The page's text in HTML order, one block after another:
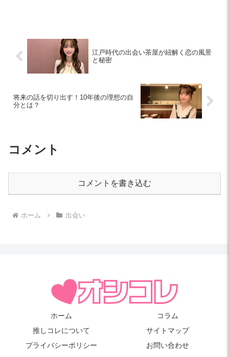
江戸時代の出会い茶屋が紐解く恋の風景
と秘密
将来の話を切り出す！10年後の理想の自
分とは？
コメント
コメントを書き込む
ホーム 出会い
ホーム
コラム
推しコレについて
サイトマップ
プライバシーポリシー
お問い合わせ